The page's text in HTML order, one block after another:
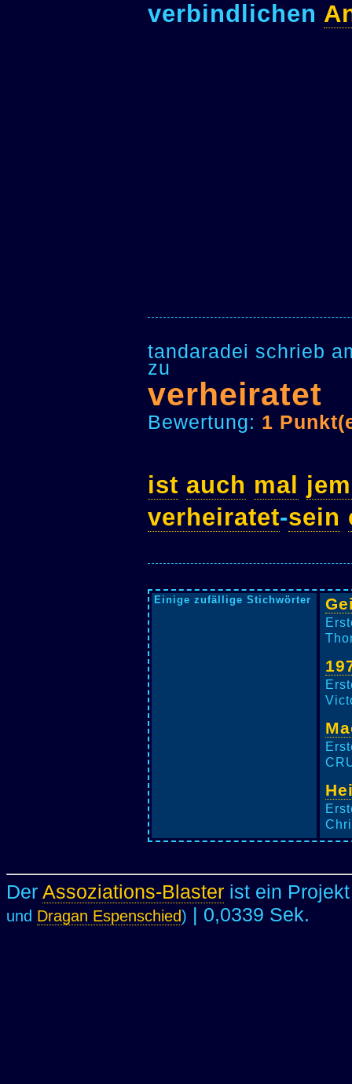
verbindlichen
tandaradei schrieb
zu
verheiratet
Bewertung: 1
ist auch mal
verheiratet-sein
Einige zufällige Stichwörter
Der Assoziations-Blaster ist ein
und Dragan Espenschied) | 0,0339 Sek.